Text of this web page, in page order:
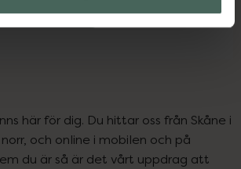
mineraler
här för dig. Du hittar oss från Skåne i
och online i mobilen och på
du är så är det vårt uppdrag att